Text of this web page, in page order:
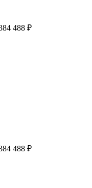
488 ₽
488 ₽